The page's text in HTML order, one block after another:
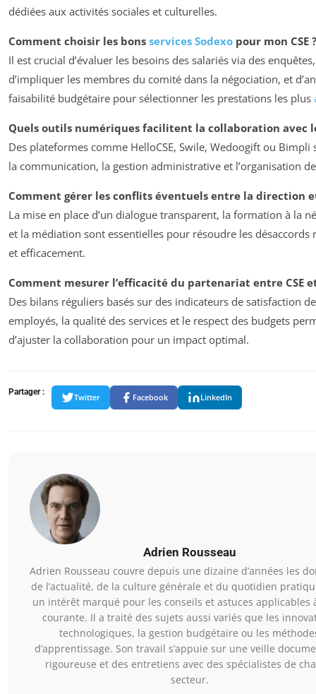
dédiées aux activités sociales et culturelles.
Comment choisir les bons services Sodexo pour mon CSE ?
Il est crucial d’évaluer les besoins des salariés via des enquêtes,
d’impliquer les membres du comité dans la négociation, et
faisabilité budgétaire pour sélectionner les prestations les plus
Quels outils numériques facilitent la collaboration avec le
Des plateformes comme HelloCSE, Swile, Wedoogift ou
la communication, la gestion administrative et l’organisation
Comment gérer les conflits éventuels entre la direction et
La mise en place d’un dialogue transparent, la formation à la
et la médiation sont essentielles pour résoudre les désaccords
et efficacement.
Comment mesurer l’efficacité du partenariat entre CSE
Des bilans réguliers basés sur des indicateurs de satisfaction
employés, la qualité des services et le respect des budgets
d’ajuster la collaboration pour un impact optimal.
Partager :
Twitter Facebook LinkedIn
Adrien Rousseau
Adrien Rousseau couvre depuis une dizaine d’années les
de l’actualité, de la culture générale et du quotidien
un intérêt marqué pour les conseils et astuces applicables
courante. Il a traité des sujets aussi variés que les
technologiques, la gestion budgétaire ou les
d’apprentissage. Son travail s’appuie sur une veille
rigoureuse et des entretiens avec des spécialistes de
secteur.